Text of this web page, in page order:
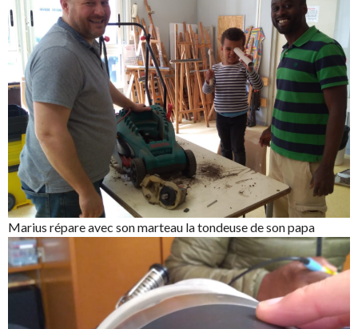
Marius répare avec son marteau la tondeuse de son papa